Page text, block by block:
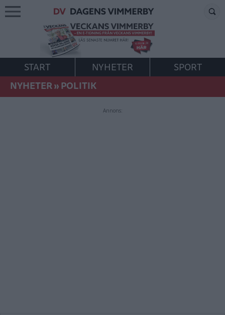
START NYHETER
SPORT
NYHETER»POLITIK
Annons: